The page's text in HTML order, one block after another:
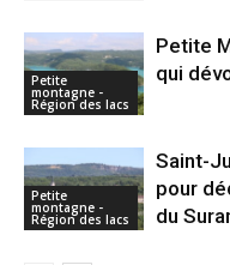
Petite
montagne -
Région des lacs
Petite
qui
Petite
montagne -
Région des lacs
Saint-
pour
du